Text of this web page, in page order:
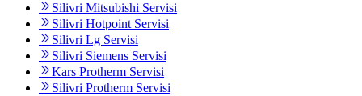
Silivri Mitsubishi Servisi
Silivri Hotpoint Servisi
Silivri Lg Servisi
Silivri Siemens Servisi
Kars Protherm Servisi
Silivri Protherm Servisi